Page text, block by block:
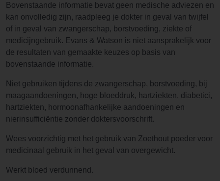
Bovenstaande informatie bevat geen medische adviezen en
kan onvolledig zijn, raadpleeg je dokter in geval van twijfel
of in geval van zwangerschap, borstvoeding, ziekte of
medicijngebruik. Evans & Watson is niet aansprakelijk voor
de resultaten van gemaakte keuzes op basis van
bovenstaande informatie.
Niet gebruiken tijdens de zwangerschap, borstvoeding, bij
maagaandoeningen, hoge bloeddruk, hartziekten, diabetici,
hartziekten, hormoonafhankelijke aandoeningen en
nierinsufficiëntie zonder doktersvoorschrift.
Wees voorzichtig met het gebruik van Zoethout poeder voor
medicinaal gebruik in het geval van overgewicht.
Werkt bloed verdunnend.